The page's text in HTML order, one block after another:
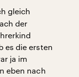
gleich
der
es die ersten
ja im
eben nach